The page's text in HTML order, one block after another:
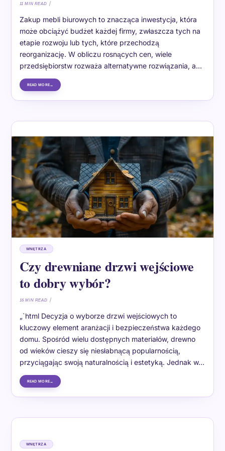
11 MIN READ
Zakup mebli biurowych to znacząca inwestycja, która
może obciążyć budżet każdej firmy, zwłaszcza tych na
etapie rozwoju lub tych, które przechodzą
reorganizację. W obliczu rosnących cen, wiele
przedsiębiorstw rozważa alternatywne rozwiązania, a…
READ MORE
WNĘTRZA
Czy drewniane drzwi wejściowe
to dobry wybór?
16 MIN READ
„`html Decyzja o wyborze drzwi wejściowych to
kluczowy element aranżacji i bezpieczeństwa każdego
domu. Spośród wielu dostępnych materiałów, drewno
od wieków cieszy się niesłabnącą popularnością,
przyciągając swoją naturalnością i estetyką. Jednak w…
READ MORE
WNĘTRZA